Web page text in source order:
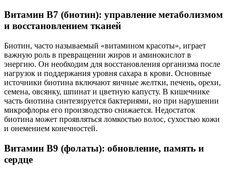
Витамин B7 (биотин): управление метаболизмом
и восстановлением тканей
Биотин, часто называемый «витамином красоты», играет
важную роль в превращении жиров и аминокислот в
энергию. Он необходим для восстановления организма после
нагрузок и поддержания уровня сахара в крови. Основные
источники биотина включают яичные желтки, печень, орехи,
семена, овсянку, шпинат и цветную капусту. В кишечнике
часть биотина синтезируется бактериями, но при нарушении
микрофлоры его производство снижается. Недостаток
биотина может проявляться ломкостью волос, сухостью кожи
и онемением конечностей.
Витамин B9 (фолаты): обновление, память и
сердце